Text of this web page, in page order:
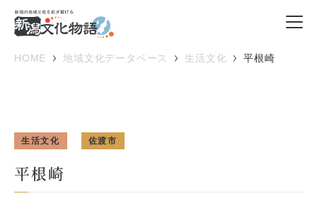
HOME 地域文化データベース 生活文化 平根崎
生活文化 佐渡市
平根崎